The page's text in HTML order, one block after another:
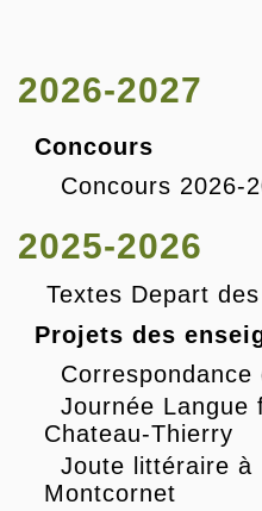
2026-2027
Concours
Concours 2026-
2025-2026
Textes Depart
Projets des
Correspondance
Journée Langue
Chateau-Thierry
Joute littéraire à
Montcornet